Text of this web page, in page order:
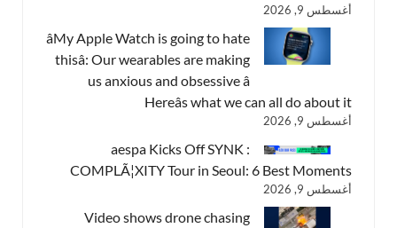
أغسطس 9, 2026
âMy Apple Watch is going to hate
thisâ: Our wearables are making
us anxious and obsessive â
Hereâs what we can all do about it
أغسطس 9, 2026
aespa Kicks Off SYNK :
COMPLÃ¦XITY Tour in Seoul: 6 Best Moments
أغسطس 9, 2026
Video shows drone chasing